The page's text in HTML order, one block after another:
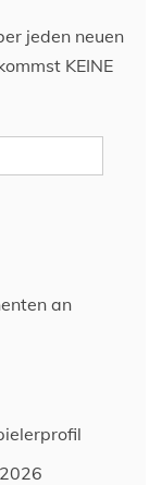
jeden neuen
KEINE
an